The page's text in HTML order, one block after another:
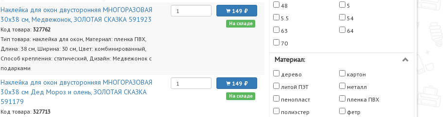
48
5
5.5
54
63
64
70
Материал:
дерево
картон
литой ПЭТ
металл
пенопласт
пленка ПВХ
полиэстер
фетр
Наклейка для окон двусторонняя МНОГОРАЗОВАЯ
30x38 см, Медвежонок, ЗОЛОТАЯ СКАЗКА 591923
Код товара:327762
Тип товара: наклейка для окон, Материал: пленка ПВХ,
Длина: 38 см, Ширина: 30 см, Цвет: комбинированный,
Способ крепления: статический, Дизайн: Медвежонок с
подарками
149
На складе
Наклейка для окон двусторонняя МНОГОРАЗОВАЯ
30х38 см Дед Мороз и олень, ЗОЛОТАЯ СКАЗКА
591179
Код товара:327713
149
На складе